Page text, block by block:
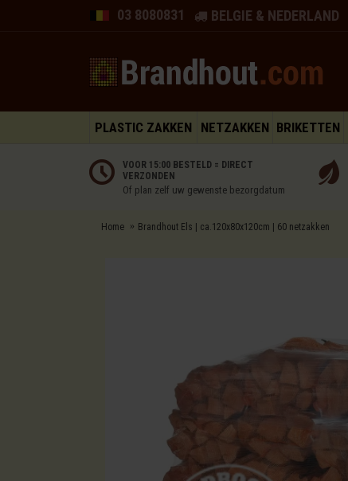
03 8080831 BELGIE & NEDERLAND
PLASTIC ZAKKEN NETZAKKEN BRIKETTEN
VOOR 15:00 BESTELD = DIRECT
VERZONDEN
Of plan zelf uw gewenste bezorgdatum
Home Brandhout Els | ca.120x80x120cm | 60 netzakken